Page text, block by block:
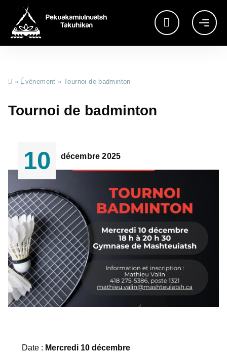
» Événement » Tournoi de badminton
Tournoi de badminton
10 décembre 2025
Date : Mercredi 10 décembre